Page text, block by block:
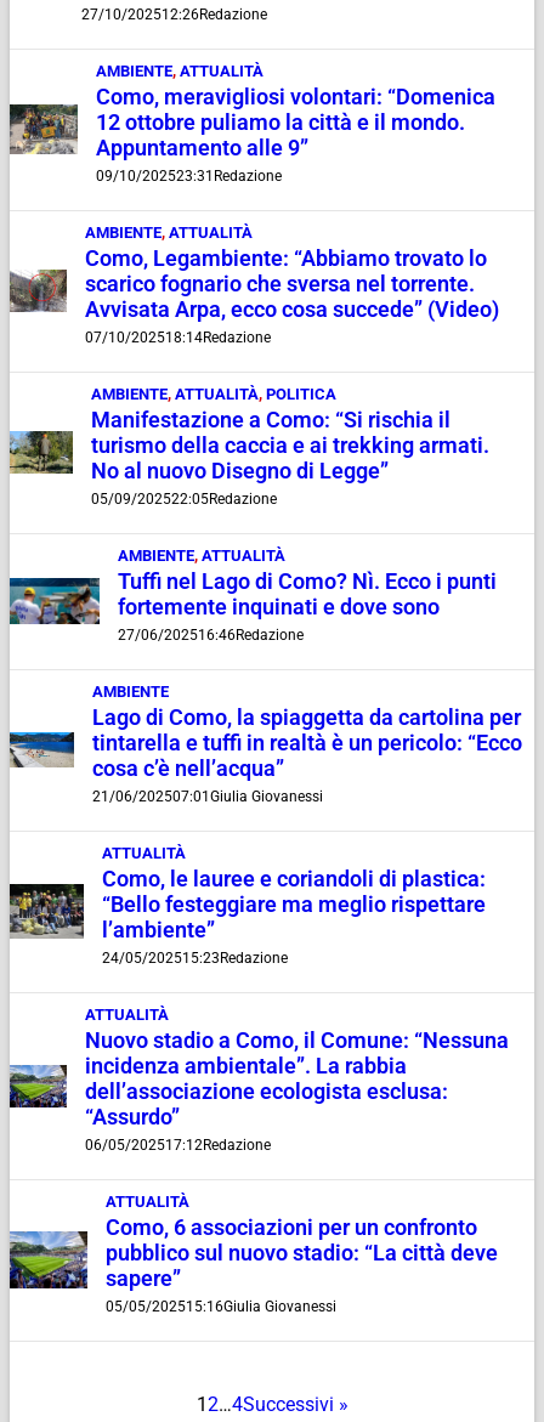
27/10/202512:26Redazione
AMBIENTE, ATTUALITÀ
Como, meravigliosi volontari: “Domenica
12 ottobre puliamo la città e il mondo.
Appuntamento alle 9”
09/10/202523:31 Redazione
AMBIENTE, ATTUALITÀ
Como, Legambiente: “Abbiamo trovato lo
scarico fognario che sversa nel torrente.
Avvisata Arpa, ecco cosa succede” (Video)
07/10/202518:14Redazione
AMBIENTE,ATTUALITÀ,POLITICA
Manifestazione a Como: “Si rischia il
turismo della caccia e ai trekking armati.
No al nuovo Disegno di Legge”
05/09/202522:05Redazione
AMBIENTE,ATTUALITÀ
Tuffi nel Lago di Como? Nì. Ecco i punti
fortemente inquinati e dove sono
27/06/202516:46Redazione
AMBIENTE
Lago di Como, la spiaggetta da cartolina per
tintarella e tuffi in realtà è un pericolo: “Ecco
cosa c’è nell’acqua”
21/06/202507:01Giulia Giovanessi
ATTUALITÀ
Como, le lauree e coriandoli di plastica:
“Bello festeggiare ma meglio rispettare
l’ambiente”
24/05/202515:23Redazione
ATTUALITÀ
Nuovo stadio a Como, il Comune: “Nessuna
incidenza ambientale”. La rabbia
dell’associazione ecologista esclusa:
“Assurdo”
06/05/202517:12Redazione
ATTUALITÀ
Como, 6 associazioni per un confronto
pubblico sul nuovo stadio: “La città deve
sapere”
05/05/202515:16Giulia Giovanessi
12…4Successivi »